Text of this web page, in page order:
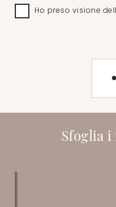
Sfoglia
Ho preso visione